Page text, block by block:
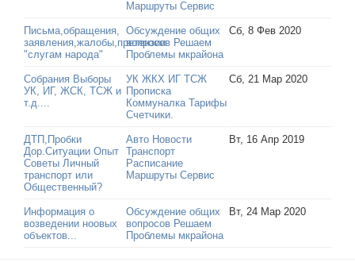
Маршруты Сервис
Письма,обращения,
заявления,жалобы,претензии
"слугам народа"
Обсуждение общих
вопросов Решаем
Проблемы мкрайона
Сб, 8 Фев 2020
Собрания Выборы
УК, ИГ, ЖСК, ТСЖ и
т.д....
УК ЖКХ ИГ ТСЖ
Прописка
Коммуналка Тарифы
Счетчики.
Сб, 21 Мар 2020
ДТП,Пробки
Дор.Ситуации Опыт
Советы Личный
транспорт или
Общественный?
Авто Новости
Транспорт
Расписание
Маршруты Сервис
Вт, 16 Апр 2019
Информация о
возведении ноовых
объектов...
Обсуждение общих
вопросов Решаем
Проблемы мкрайона
Вт, 24 Мар 2020